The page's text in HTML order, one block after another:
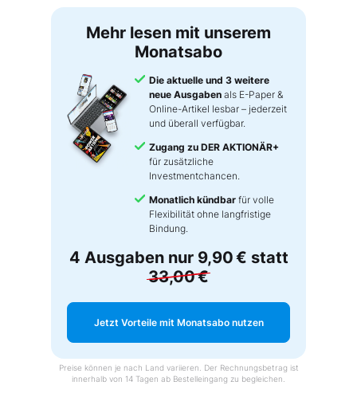
Mehr lesen mit unserem
Monatsabo
Die aktuelle und 3 weitere
neue Ausgaben als E-Paper &
Online-Artikel lesbar – jederzeit
und überall verfügbar.
Zugang zu DER AKTIONÄR+
für zusätzliche
Investmentchancen.
Monatlich kündbar für volle
Flexibilität ohne langfristige
Bindung.
4 Ausgaben nur 9,90 € statt
33,00 €
Jetzt Vorteile mit Monatsabo nutzen
Preise können je nach Land variieren. Der Rechnungsbetrag ist
innerhalb von 14 Tagen ab Bestelleingang zu begleichen.